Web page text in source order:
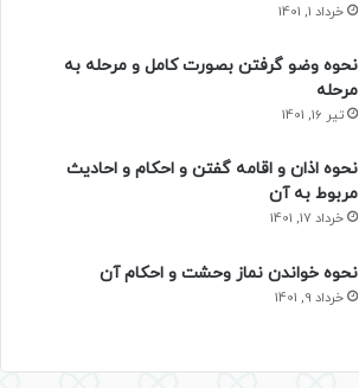
خرداد 1, 1401
نحوه وضو گرفتن بصورت کامل و مرحله به
مرحله
تیر 16, 1401
نحوه اذان و اقامه گفتن و احکام و احادیث
مربوط به آن
خرداد 17, 1401
نحوه خواندن نماز وحشت و احکام آن
خرداد 9, 1401